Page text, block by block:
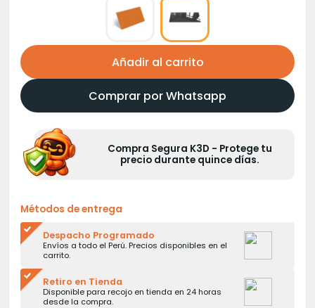
S/80.00.
S/50.00.
Añadir al carrito
Comprar por Whatsapp
Compra Segura K3D - Protege tu
precio durante quince días.
Métodos de entrega
Despacho Programado
Envíos a todo el Perú. Precios disponibles en el
carrito.
Retiro en Tienda
Disponible para recojo en tienda en 24 horas
desde la compra.